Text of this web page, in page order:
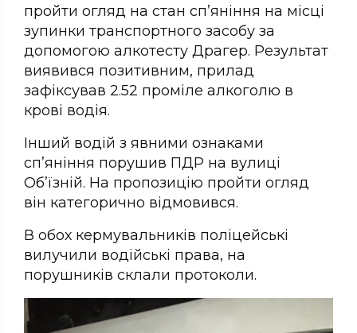
пройти огляд на стан сп’яніння на місці
зупинки транспортного засобу за
допомогою алкотесту Драгер. Результат
виявився позитивним, прилад
зафіксував 2.52 проміле алкоголю в
крові водія.
Інший водій з явними ознаками
сп’яніння порушив ПДР на вулиці
Об’їзній. На пропозицію пройти огляд
він категорично відмовився.
В обох кермувальників поліцейські
вилучили водійські права, на
порушників склали протоколи.